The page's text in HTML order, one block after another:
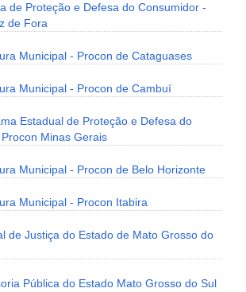
de Proteção e Defesa do Consumidor -
de Fora
Municipal - Procon de Cataguases
Municipal - Procon de Cambuí
Estadual de Proteção e Defesa do
Minas Gerais
Municipal - Procon de Belo Horizonte
Municipal - Procon Itabira
de Justiça do Estado de Mato Grosso do
Pública do Estado Mato Grosso do Sul